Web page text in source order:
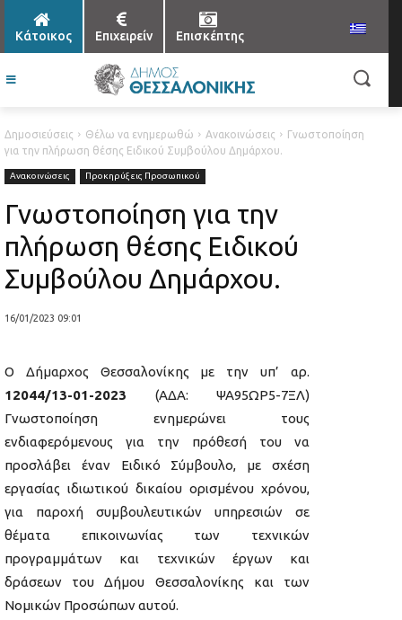
Κάτοικος Επιχειρείν Επισκέπτης
Δημοσιεύσεις Θέλω να ενημερωθώ Ανακοινώσεις
Γνωστοποίηση
για την πλήρωση θέσης Ειδικού Συμβούλου Δημάρχου.
Ανακοινώσεις Προκηρύξεις Προσωπικού
Γνωστοποίηση για την
πλήρωση θέσης Ειδικού
Συμβούλου Δημάρχου.
16/01/2023 09:01
Ο Δήμαρχος Θεσσαλονίκης με την υπ’ αρ.
12044/13-01-2023 (ΑΔΑ: ΨΑ95ΩΡ5-7ΞΛ)
Γνωστοποίηση ενημερώνει τους
ενδιαφερόμενους για την πρόθεσή του να
προσλάβει έναν Ειδικό Σύμβουλο, με σχέση
εργασίας ιδιωτικού δικαίου ορισμένου χρόνου,
για παροχή συμβουλευτικών υπηρεσιών σε
θέματα επικοινωνίας των τεχνικών
προγραμμάτων και τεχνικών έργων και
δράσεων του Δήμου Θεσσαλονίκης και των
Νομικών Προσώπων αυτού.